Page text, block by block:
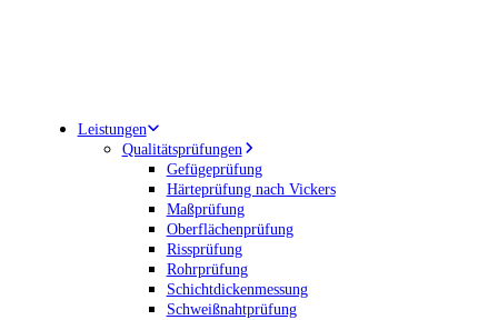
Leistungen
Qualitätsprüfungen
Gefügeprüfung
Härteprüfung nach Vickers
Maßprüfung
Oberflächenprüfung
Rissprüfung
Rohrprüfung
Schichtdickenmessung
Schweißnahtprüfung